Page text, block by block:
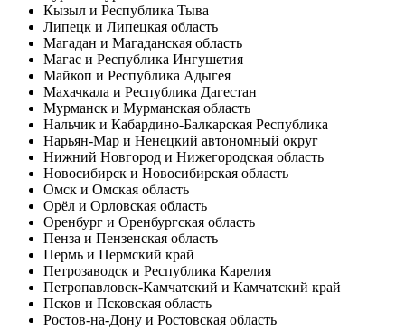
Кызыл и Республика Тыва
Липецк и Липецкая область
Магадан и Магаданская область
Магас и Республика Ингушетия
Майкоп и Республика Адыгея
Махачкала и Республика Дагестан
Мурманск и Мурманская область
Нальчик и Кабардино-Балкарская Республика
Нарьян-Мар и Ненецкий автономный округ
Нижний Новгород и Нижегородская область
Новосибирск и Новосибирская область
Омск и Омская область
Орёл и Орловская область
Оренбург и Оренбургская область
Пенза и Пензенская область
Пермь и Пермский край
Петрозаводск и Республика Карелия
Петропавловск-Камчатский и Камчатский край
Псков и Псковская область
Ростов-на-Дону и Ростовская область